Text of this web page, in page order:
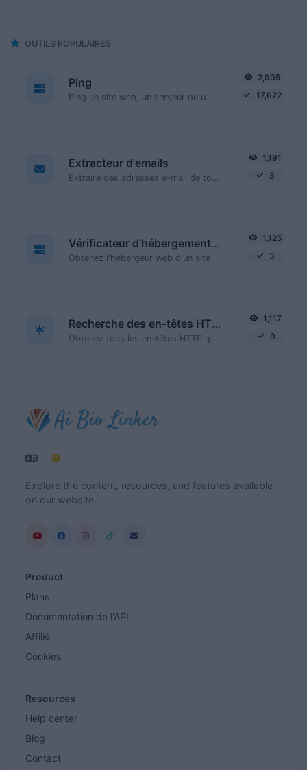
OUTILS POPULAIRES
Ping
2,905
17,622
Extracteur d'emails
1,191
3
Vérificateur d'hébergement de site web
1,125
3
Recherche des en-têtes HTTP
1,117
0
Explore the content, resources, and features available
on our website.
Product
Plans
Documentation de l'API
Affilié
Cookies
Resources
Help center
Blog
Contact